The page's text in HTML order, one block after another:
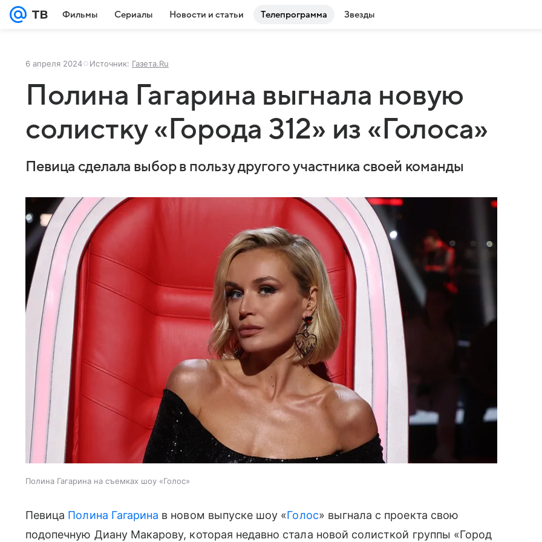
Фильмы Сериалы Новости и статьи Телепрограмма Звезды
6 апреля 2024 Источник: Газета.Ru
Полина Гагарина выгнала новую
солистку «Города 312» из «Голоса»
Певица сделала выбор в пользу другого участника своей команды
Полина Гагарина на съемках шоу «Голос»
Певица Полина Гагарина в новом выпуске шоу «Голос» выгнала с проекта свою
подопечную Диану Макарову, которая недавно стала новой солисткой группы «Город